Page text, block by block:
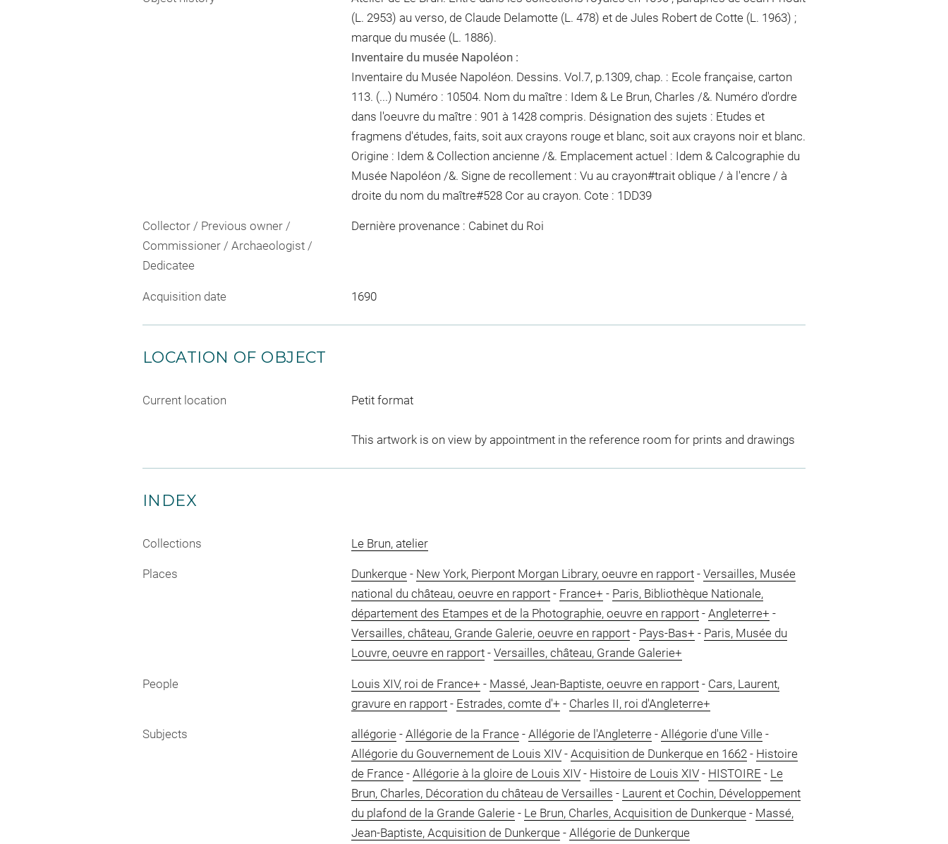
(L. 2953) au verso, de Claude Delamotte (L. 478) et de Jules Robert de Cotte (L. 1963) ;
marque du musée (L. 1886).
Inventaire du musée Napoléon :
Inventaire du Musée Napoléon. Dessins. Vol.7, p.1309, chap. : Ecole française, carton
113. (...) Numéro : 10504. Nom du maître : Idem & Le Brun, Charles /&. Numéro d'ordre
dans l'oeuvre du maître : 901 à 1428 compris. Désignation des sujets : Etudes et
fragmens d'études, faits, soit aux crayons rouge et blanc, soit aux crayons noir et blanc.
Origine : Idem & Collection ancienne /&. Emplacement actuel : Idem & Calcographie du
Musée Napoléon /&. Signe de recollement : Vu au crayon#trait oblique / à l'encre / à
droite du nom du maître#528 Cor au crayon. Cote : 1DD39
Collector / Previous owner /
Commissioner / Archaeologist /
Dedicatee
Dernière provenance : Cabinet du Roi
Acquisition date 1690
LOCATION OF OBJECT
Current location Petit format
This artwork is on view by appointment in the reference room for prints and drawings
INDEX
Collections Le Brun, atelier
Places Dunkerque- New York, Pierpont Morgan Library, oeuvre en rapport- Versailles, Musée
national du château, oeuvre en rapport- France+ - Paris, Bibliothèque Nationale,
département des Etampes et de la Photographie, oeuvre en rapport- Angleterre+ -
Versailles, château, Grande Galerie, oeuvre en rapport- Pays-Bas+ - Paris, Musée du
Louvre, oeuvre en rapport- Versailles, château, Grande Galerie+
People Louis XIV, roi de France+ - Massé, Jean-Baptiste, oeuvre en rapport- Cars, Laurent,
gravure en rapport- Estrades, comte d'+ - Charles II, roi d'Angleterre+
Subjects allégorie- Allégorie de la France- Allégorie de l'Angleterre- Allégorie d'une Ville-
Allégorie du Gouvernement de Louis XIV- Acquisition de Dunkerque en 1662- Histoire
de France- Allégorie à la gloire de Louis XIV- Histoire de Louis XIV- HISTOIRE - Le
Brun, Charles, Décoration du château de Versailles - Laurent et Cochin, Développement
du plafond de la Grande Galerie- Le Brun, Charles, Acquisition de Dunkerque- Massé,
Jean-Baptiste, Acquisition de Dunkerque- Allégorie de Dunkerque